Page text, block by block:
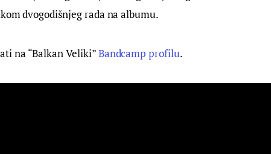
dvogodišnjeg rada na albumu.
na “Balkan Veliki” Bandcamp profilu.